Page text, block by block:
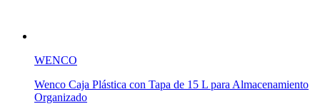
WENCO
Wenco Caja Plástica con Tapa de 15 L para Almacenamiento
Organizado